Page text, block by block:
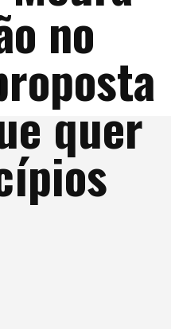
no
quer